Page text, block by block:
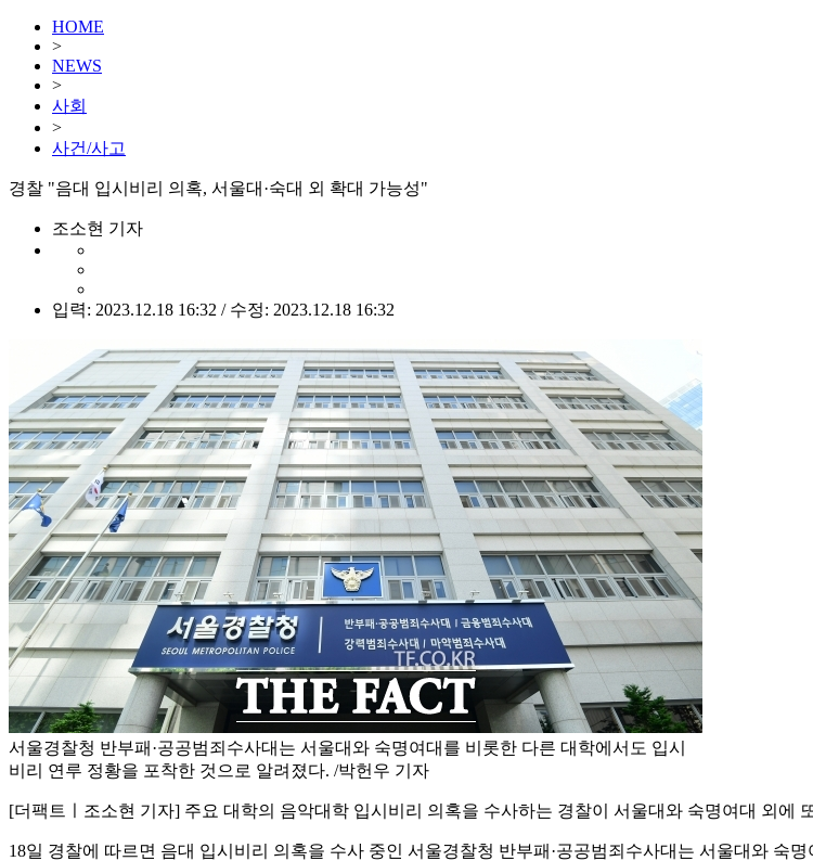
HOME
>
NEWS
>
사회
>
사건/사고
경찰 "음대 입시비리 의혹, 서울대·숙대 외 확대 가능성"
조소현 기자
입력: 2023.12.18 16:32 / 수정: 2023.12.18 16:32
서울경찰청 반부패·공공범죄수사대는 서울대와 숙명여대를 비롯한 다른 대학에서도 입시
비리 연루 정황을 포착한 것으로 알려졌다. /박헌우 기자
[더팩트ㅣ조소현 기자] 주요 대학의 음악대학 입시비리 의혹을 수사하는 경찰이 서울대와 숙명여대 외에
18일 경찰에 따르면 음대 입시비리 의혹을 수사 중인 서울경찰청 반부패·공공범죄수사대는 서울대와 숙